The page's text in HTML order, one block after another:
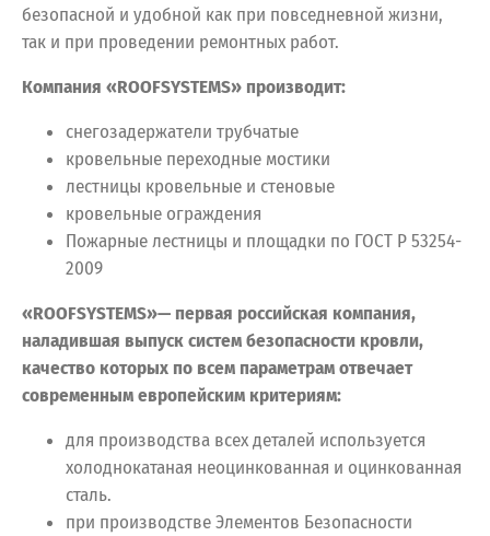
безопасной и удобной как при повседневной жизни,
так и при проведении ремонтных работ.
Компания «ROOFSYSTEMS» производит:
снегозадержатели трубчатые
кровельные переходные мостики
лестницы кровельные и стеновые
кровельные ограждения
Пожарные лестницы и площадки по ГОСТ Р 53254-
2009
«ROOFSYSTEMS»— первая российская компания,
наладившая выпуск систем безопасности кровли,
качество которых по всем параметрам отвечает
современным европейским критериям:
для производства всех деталей используется
холоднокатаная неоцинкованная и оцинкованная
сталь.
при производстве Элементов Безопасности